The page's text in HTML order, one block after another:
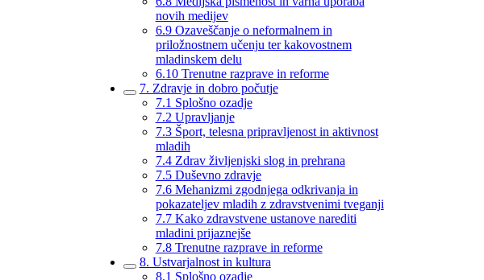
novih medijev
6.9 Ozaveščanje o neformalnem in
priložnostnem učenju ter kakovostnem
mladinskem delu
6.10 Trenutne razprave in reforme
7. Zdravje in dobro počutje
7.1 Splošno ozadje
7.2 Upravljanje
7.3 Šport, telesna pripravljenost in aktivnost
mladih
7.4 Zdrav življenjski slog in prehrana
7.5 Duševno zdravje
7.6 Mehanizmi zgodnjega odkrivanja in
pokazateljev mladih z zdravstvenimi tveganji
7.7 Kako zdravstvene ustanove narediti
mladini prijaznejše
7.8 Trenutne razprave in reforme
8. Ustvarjalnost in kultura
8.1 Splošno ozadje